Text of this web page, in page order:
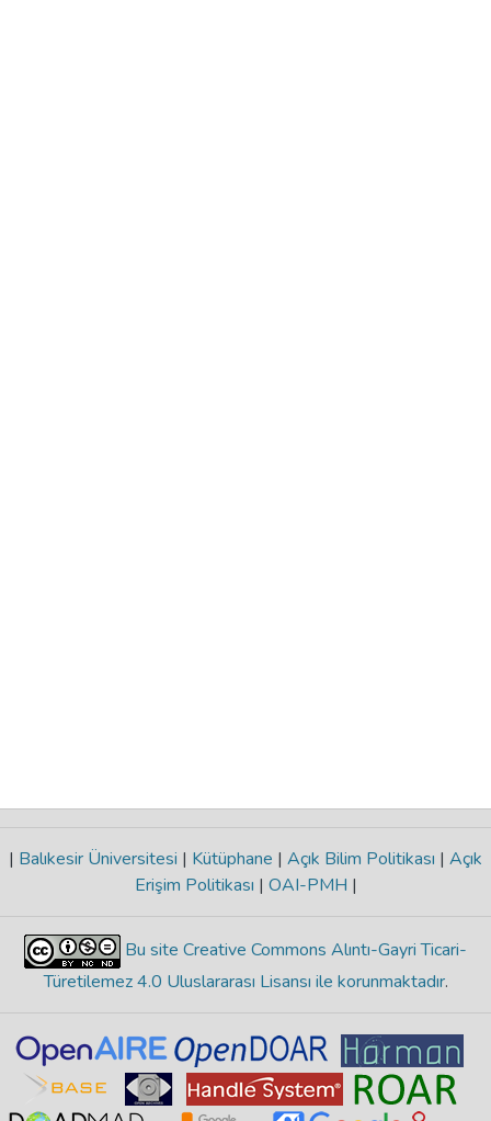
| Balıkesir Üniversitesi | Kütüphane | Açık Bilim Politikası | Açık
Erişim Politikası | OAI-PMH |
Bu site Creative Commons Alıntı-Gayri Ticari-
Türetilemez 4.0 Uluslararası Lisansı ile korunmaktadır.